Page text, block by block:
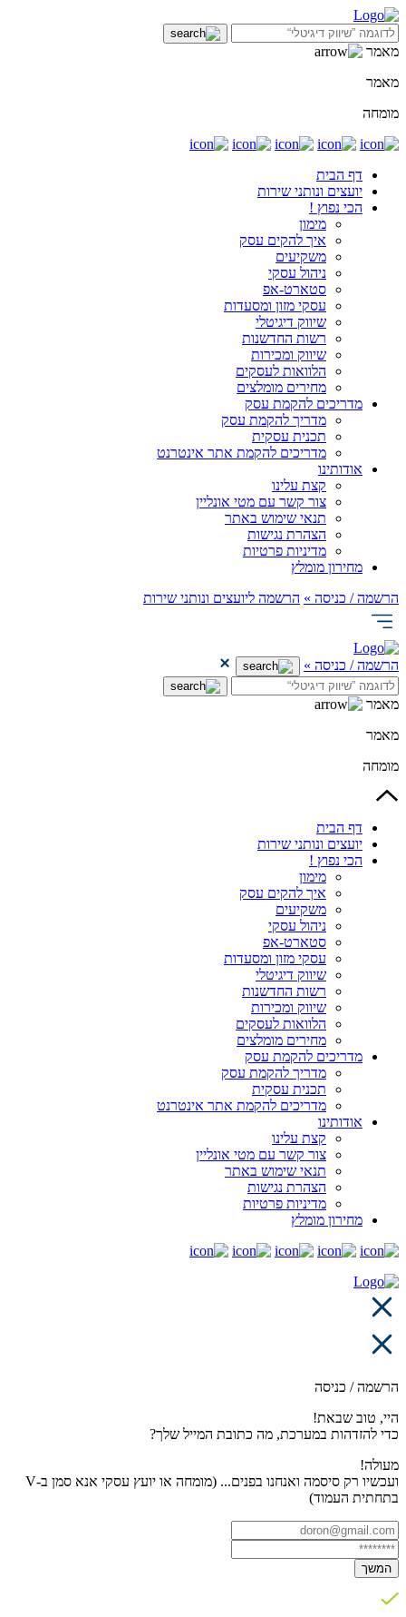
מאמר
מאמר
מומחה
דף הבית
יועצים ונותני שירות
הכי נפוץ !
מימון
איך להקים עסק
משקיעים
ניהול עסקי
סטארט-אפ
עסקי מזון ומסעדות
שיווק דיגיטלי
רשות החדשנות
שיווק ומכירות
הלוואות לעסקים
מחירים מומלצים
מדריכים להקמת עסק
מדריך להקמת עסק
תכנית עסקית
מדריכים להקמת אתר אינטרנט
אודותינו
קצת עלינו
צור קשר עם מטי אונליין
תנאי שימוש באתר
הצהרת נגישות
מדיניות פרטיות
מחירון מומלץ
הרשמה / כניסה » הרשמה ליועצים ונותני שירות
הרשמה / כניסה »
מאמר
מאמר
מומחה
דף הבית
יועצים ונותני שירות
הכי נפוץ !
מימון
איך להקים עסק
משקיעים
ניהול עסקי
סטארט-אפ
עסקי מזון ומסעדות
שיווק דיגיטלי
רשות החדשנות
שיווק ומכירות
הלוואות לעסקים
מחירים מומלצים
מדריכים להקמת עסק
מדריך להקמת עסק
תכנית עסקית
מדריכים להקמת אתר אינטרנט
אודותינו
קצת עלינו
צור קשר עם מטי אונליין
תנאי שימוש באתר
הצהרת נגישות
מדיניות פרטיות
מחירון מומלץ
הרשמה / כניסה
היי, טוב שבאת!
כדי להזדהות במערכת, מה כתובת המייל שלך?
מעולה!
ועכשיו רק סיסמה ואנחנו בפנים... (מומחה או יועץ עסקי אנא סמן ב-V
בתחתית העמוד)
המשך